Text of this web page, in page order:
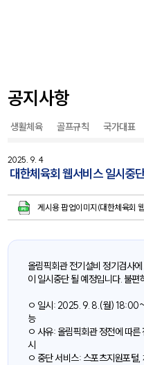
공지사항
생활체육 골프규칙 국가대표
2025. 9. 4
대한체육회 웹서비스 일시중
게시용 팝업이미지(대한체육회
올림픽회관 전기설비 정기검사
이 일시중단 될 예정입니다. 불
ㅇ 일시: 2025. 9. 8.(월)
능
ㅇ 사유: 올림픽회관 정전에 따
시
ㅇ 중단 서비스: 스포츠지원포털